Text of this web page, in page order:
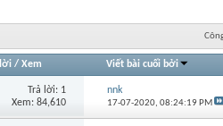
/ Xem Viết bài cuối bởi
Trả lời: 1
Xem: 84,610
nnk
17-07-2020,08:24:19 PM